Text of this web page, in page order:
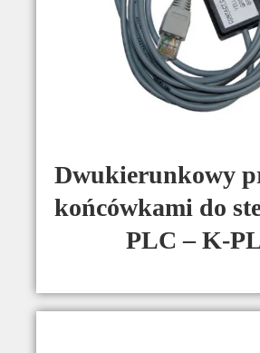
Dwukierunkowy
końcówkami do
PLC – K-